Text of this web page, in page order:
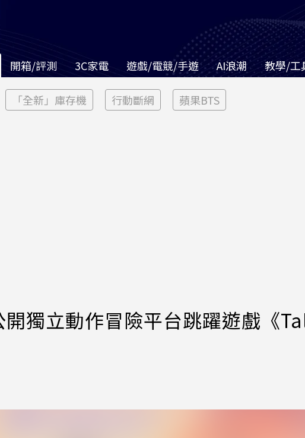
開箱/評測 3C家電 遊戲/電競/手遊 AI浪潮 教學/工
「全新」庫存機 行動斷網 蘋果BTS
獨立動作冒險平台跳躍遊戲《